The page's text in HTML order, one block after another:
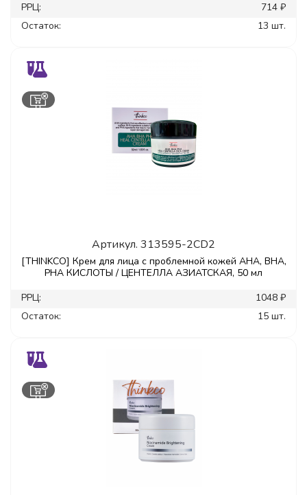
РРЦ:
714 ₽
Остаток:
13 шт.
Артикул. 313595-2CD2
[THINKCO] Крем для лица с проблемной кожей AHA, BHA,
PHA КИСЛОТЫ / ЦЕНТЕЛЛА АЗИАТСКАЯ, 50 мл
РРЦ:
1048 ₽
Остаток:
15 шт.